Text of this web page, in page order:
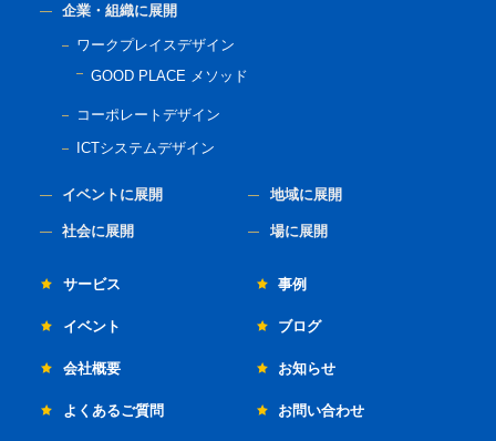
企業・組織に展開
ワークプレイスデザイン
GOOD PLACE メソッド
コーポレートデザイン
ICTシステムデザイン
イベントに展開 地域に展開
社会に展開 場に展開
サービス 事例
イベント ブログ
会社概要 お知らせ
よくあるご質問 お問い合わせ